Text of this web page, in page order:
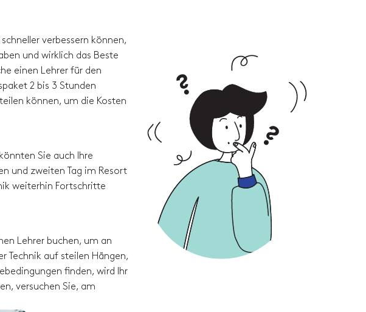
verbessern können,
und wirklich das Beste
einen Lehrer für den
2 bis 3 Stunden
können, um die Kosten
Sie auch Ihre
und zweiten Tag im Resort
weiterhin Fortschritte
Lehrer buchen, um an
Technik auf steilen Hängen,
finden, wird Ihr
versuchen Sie, am